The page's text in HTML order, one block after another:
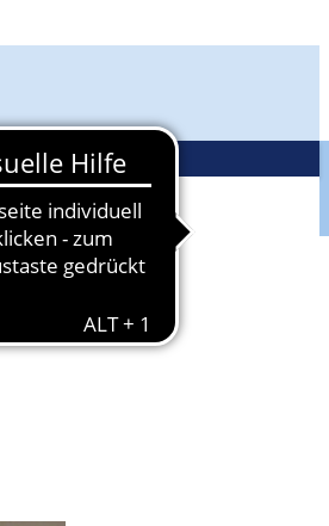
Ehrenamt